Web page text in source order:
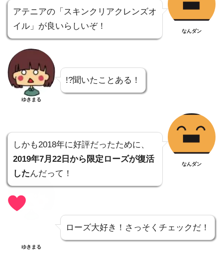
アテニアの「スキンクリアクレンズオ
イル」が良いらしいぞ！
なんダン
ゆきまる
!?聞いたことある！
しかも2018年に好評だったために、
2019年7月22日から限定ローズが復活
したんだって！
なんダン
ゆきまる
ローズ大好き！さっそくチェックだ！